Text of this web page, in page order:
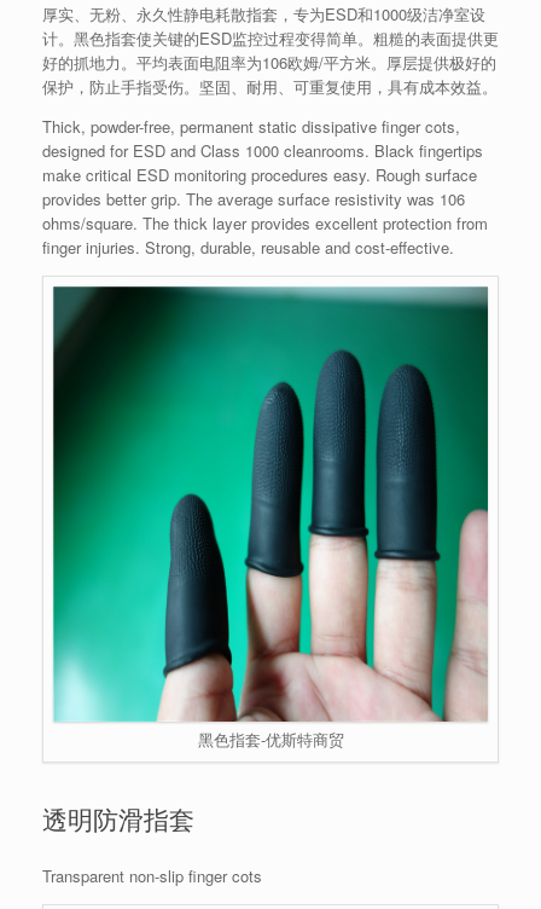
厚实、无粉、永久性静电耗散指套，专为ESD和1000级洁净室设
计。黑色指套使关键的ESD监控过程变得简单。粗糙的表面提供更
好的抓地力。平均表面电阻率为106欧姆/平方米。厚层提供极好的
保护，防止手指受伤。坚固、耐用、可重复使用，具有成本效益。
Thick, powder-free, permanent static dissipative finger cots,
designed for ESD and Class 1000 cleanrooms. Black fingertips
make critical ESD monitoring procedures easy. Rough surface
provides better grip. The average surface resistivity was 106
ohms/square. The thick layer provides excellent protection from
finger injuries. Strong, durable, reusable and cost-effective.
黑色指套-优斯特商贸
透明防滑指套
Transparent non-slip finger cots